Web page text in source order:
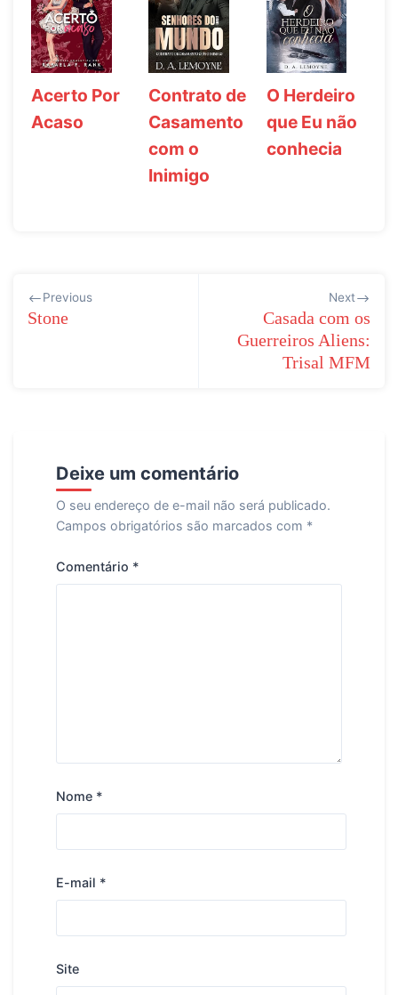
Acerto Por
Acaso
Contrato de
Casamento
com o
Inimigo
O Herdeiro
que Eu não
conhecia
Navegação
de
Previous
Stone
Next
Casada com os
Guerreiros Aliens:
Trisal MFM
Deixe um comentário
O seu endereço de e-mail não será publicado.
Campos obrigatórios são marcados com *
Comentário *
Nome *
E-mail *
Site